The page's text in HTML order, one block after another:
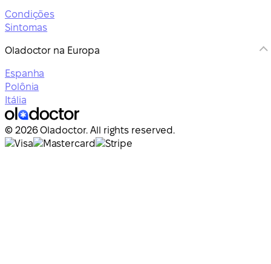
Condições
Sintomas
Oladoctor na Europa
Espanha
Polônia
Itália
© 2026 Oladoctor. All rights reserved.